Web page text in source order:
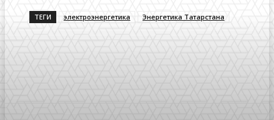
ТЕГИ электроэнергетика Энергетика Татарстана